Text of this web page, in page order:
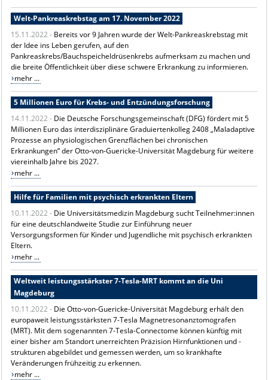
Welt-Pankreaskrebstag am 17. November 2022
15.11.2022 - Bereits vor 9 Jahren wurde der Welt-Pankreaskrebstag mit
der Idee ins Leben gerufen, auf den
Pankreaskrebs/Bauchspeicheldrüsenkrebs aufmerksam zu machen und
die breite Öffentlichkeit über diese schwere Erkrankung zu informieren.
mehr ...
5 Millionen Euro für Krebs- und Entzündungsforschung
14.11.2022 - Die Deutsche Forschungsgemeinschaft (DFG) fördert mit 5
Millionen Euro das interdisziplinäre Graduiertenkolleg 2408 „Maladaptive
Prozesse an physiologischen Grenzflächen bei chronischen
Erkrankungen“ der Otto-von-Guericke-Universität Magdeburg für weitere
viereinhalb Jahre bis 2027.
mehr ...
Hilfe für Familien mit psychisch erkrankten Eltern
10.11.2022 - Die Universitätsmedizin Magdeburg sucht Teilnehmer:innen
für eine deutschlandweite Studie zur Einführung neuer
Versorgungsformen für Kinder und Jugendliche mit psychisch erkrankten
Eltern.
mehr ...
Weltweit leistungsstärkster 7-Tesla-MRT kommt an die Uni
Magdeburg
10.11.2022 - Die Otto-von-Guericke-Universität Magdeburg erhält den
europaweit leistungsstärksten 7-Tesla Magnetresonanztomografen
(MRT). Mit dem sogenannten 7-Tesla-Connectome können künftig mit
einer bisher am Standort unerreichten Präzision Hirnfunktionen und -
strukturen abgebildet und gemessen werden, um so krankhafte
Veränderungen frühzeitig zu erkennen.
mehr ...